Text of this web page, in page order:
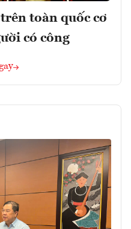
toàn quốc cơ
có công